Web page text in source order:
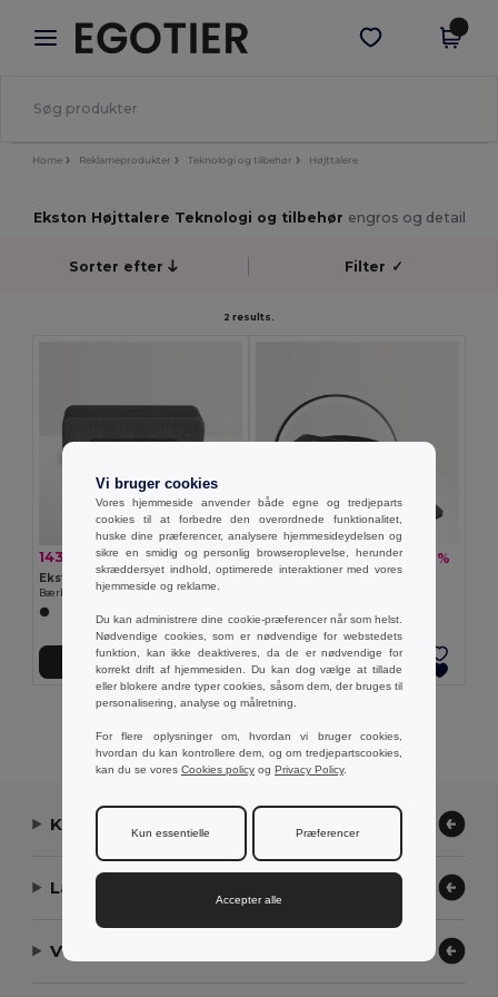
× Egotier-app
Bedre priser i appen!
Hent app
Home Reklameprodukter Teknologi og tilbehør Højttalere
Ekston Højttalere Teknologi og tilbehør engros og detail
Sorter efter Filter ✓
2 results.
143,17 kr217,89 kr -34%
Ekston 97258
Bærbar højttaler med mikrofon gjalde
254,55 kr401,07 kr -37%
Kontakt os
Lad os hjælpe
Vores virksomhed
Vi bruger cookies
Vores hjemmeside anvender både egne og tredjeparts
cookies til at forbedre den overordnede funktionalitet,
huske dine præferencer, analysere hjemmesideydelsen og
sikre en smidig og personlig browseroplevelse, herunder
skræddersyet indhold, optimerede interaktioner med vores
hjemmeside og reklame.
Du kan administrere dine cookie-præferencer når som helst.
Nødvendige cookies, som er nødvendige for webstedets
funktion, kan ikke deaktiveres, da de er nødvendige for
korrekt drift af hjemmesiden. Du kan dog vælge at tillade
eller blokere andre typer cookies, såsom dem, der bruges til
personalisering, analyse og målretning.
For flere oplysninger om, hvordan vi bruger cookies,
hvordan du kan kontrollere dem, og om tredjepartscookies,
kan du se vores Cookies policy og Privacy Policy.
Kun essentielle Præferencer
Accepter alle